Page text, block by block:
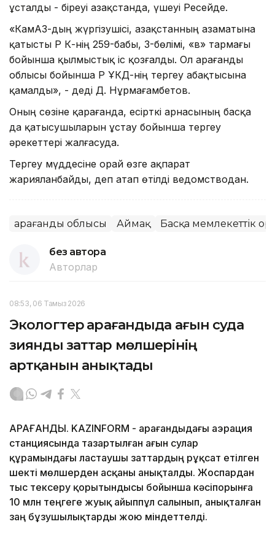
ұсталды - біреуі Қазақстанда, үшеуі Ресейде.
«КамАЗ-дың жүргізушісі, Қазақстанның азаматына
қатысты ҚР ҚК-нің 259-бабы, 3-бөлімі, «в» тармағы
бойынша қылмыстық іс қозғалды. Ол Қарағанды
облысы бойынша ҚР ҰҚКД-нің тергеу абақтысына
қамалды», - деді Д. Нұрмағамбетов.
Оның сөзіне қарағанда, есірткі арнасының басқа
да қатысушыларын ұстау бойынша тергеу
әрекеттері жалғасуда.
Тергеу мүддесіне орай өзге ақпарат
жарияланбайды, деп атап өтілді ведомстводан.
Қарағанды облысы Аймақ Басқа мемлекеттік
без автора
Авторлар
08:53, 06 Тамыз 2026
Экологтер Қарағандыда ағын суда
зиянды заттар мөлшерінің
артқанын анықтады
ҚАРАҒАНДЫ. KAZINFORM - Қарағандыдағы аэрация
станциясында тазартылған ағын сулар
құрамындағы ластаушы заттардың рұқсат етілген
шекті мөлшерден асқаны анықталды. Жоспардан
тыс тексеру қорытындысы бойынша кәсіпорынға
10 млн теңгеге жуық айыппұл салынып, анықталған
заң бұзушылықтарды жою міндеттелді.